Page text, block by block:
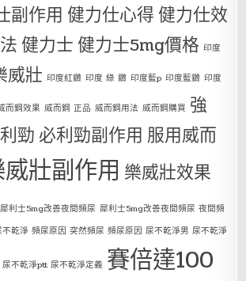
副作用 健力仕心得健力仕效
健力士健力士5mg價格 印度
威壯 印度紅鑽 印度 綠 鑽 印度藍p 印度藍鑽 印度
而鋼效果 威而鋼 正品 威而鋼用法 威而鋼購買 強
勁 必利勁副作用 服用威而
壯副作用 樂威壯效果
犀利士5mg改善夜間頻尿 犀利士5mg改善夜間頻尿 夜間頻
乾淨 頻尿原因 突然頻尿 頻尿原因 尿不乾淨男 尿不乾淨
不乾淨ptt 尿不乾淨定義 賽倍達100